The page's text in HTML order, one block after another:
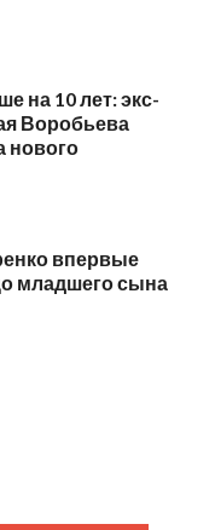
на 10 лет: экс-
Воробьева
нового
впервые
младшего сына